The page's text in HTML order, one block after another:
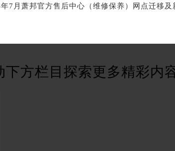
后服务中心（需提前预约）
层1102室萧邦售后服务中心（北京总部）（需
服务中心（需提前预约）
表维修萧邦售后服务中心（需提前预约）
（需提前预约）
下方栏目探索更多精彩内